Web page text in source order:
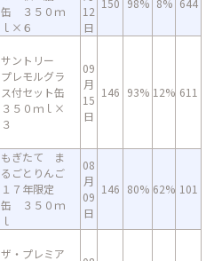
缶 ３５０ｍ
ｌ×６
12
日
150 98% 8% 644
サントリー
プレモルグラ
ス付セット缶
３５０ｍｌ×
３
09
月
15
日
146 93% 12% 611
もぎたて ま
るごとりんご
１７年限定
缶 ３５０ｍ
ｌ
08
月
09
日
146 80% 62% 101
ザ・プレミア